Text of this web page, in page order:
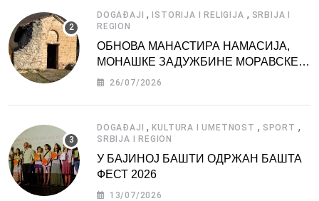
DOGAĐAJI ,ISTORIJA I RELIGIJA , SRBIJA I
REGION
ОБНОВА МАНАСТИРА НАМАСИЈА,
МОНАШКЕ ЗАДУЖБИНЕ МОРАВСКЕ
СРБИЈЕ
26/07/2026
DOGAĐAJI ,KULTURA I UMETNOST , SPORT ,
SRBIJA I REGION
У БАЈИНОЈ БАШТИ ОДРЖАН БАШТА
ФЕСТ 2026
13/07/2026